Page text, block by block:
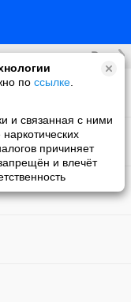
по ссылке
и связанная с ними
причиняет
и влечёт
Все